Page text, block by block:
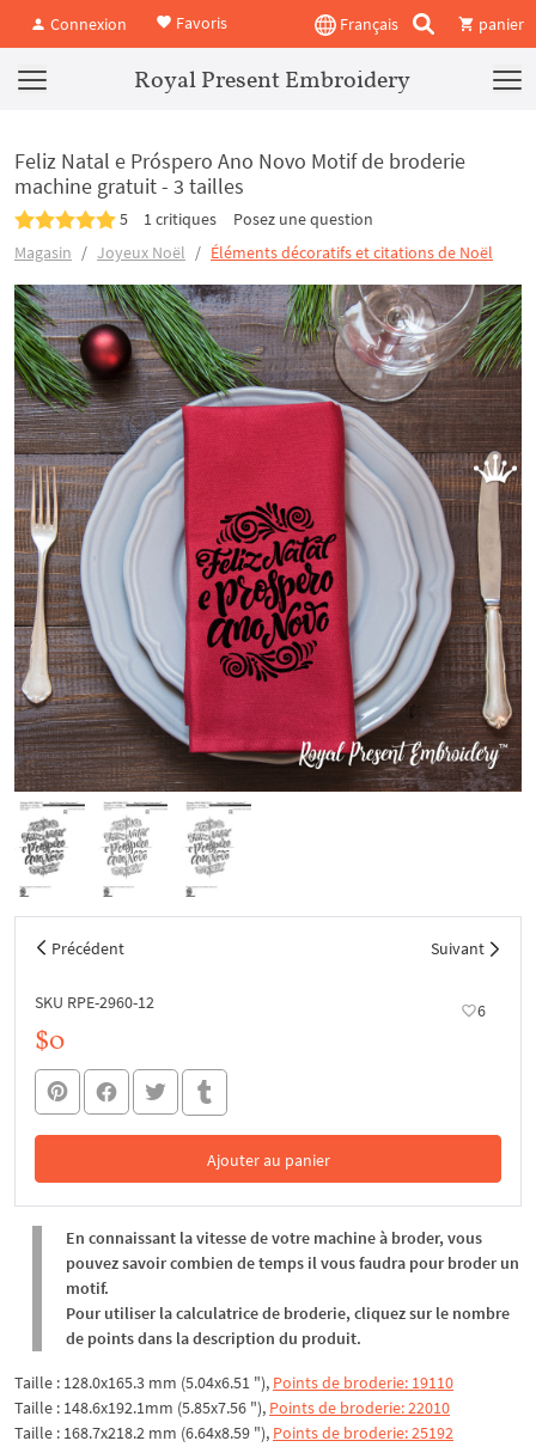
Connexion Favoris Français panier
Royal Present Embroidery
Feliz Natal e Próspero Ano Novo Motif de broderie
machine gratuit - 3 tailles
5 1 critiques
Posez une question
Magasin
Joyeux Noël Éléments décoratifs et citations de Noël
Précédent Suivant
SKU RPE-2960-12 6
$0
Ajouter au panier
Dans le panier
En connaissant la vitesse de votre machine à broder, vous
pouvez savoir combien de temps il vous faudra pour broder un
motif.
Pour utiliser la calculatrice de broderie, cliquez sur le nombre
de points dans la description du produit.
Taille : 128.0x165.3 mm (5.04x6.51 "), Points de broderie: 19110
Taille : 148.6x192.1mm (5.85x7.56 "), Points de broderie: 22010
Taille : 168.7x218.2 mm (6.64x8.59 "), Points de broderie: 25192